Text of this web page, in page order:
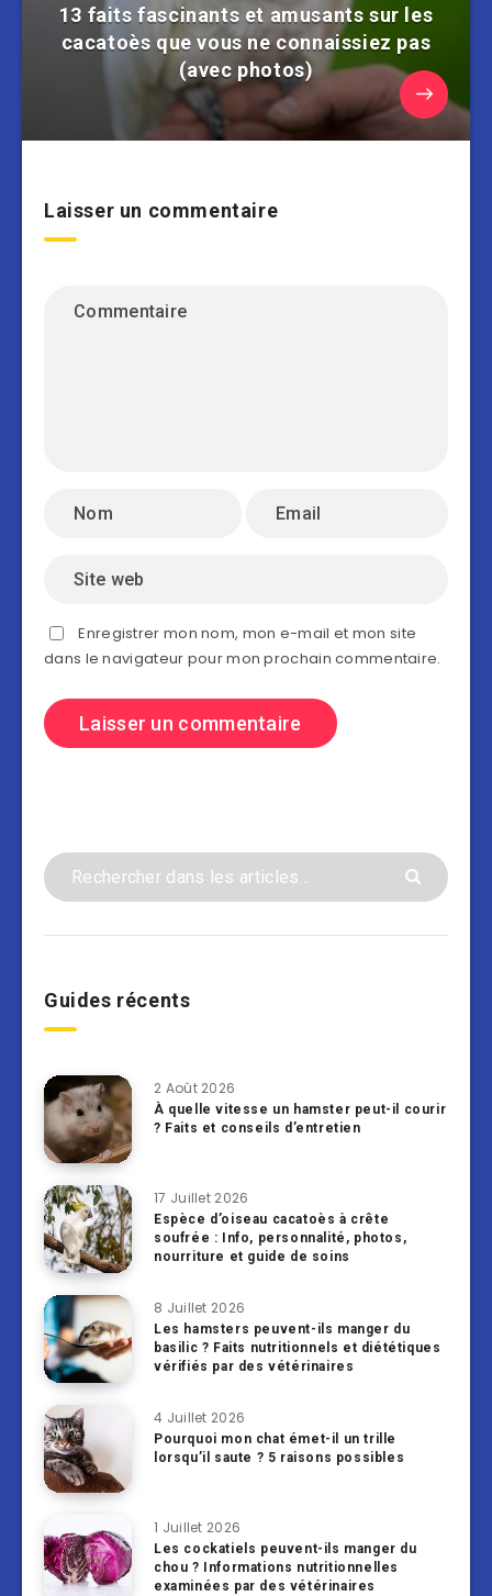
13 faits fascinants et amusants sur les
cacatoès que vous ne connaissiez pas
(avec photos)
Laisser un commentaire
Enregistrer mon nom, mon e-mail et mon site
dans le navigateur pour mon prochain commentaire.
Guides récents
2 Août 2026
À quelle vitesse un hamster peut-il courir
? Faits et conseils d’entretien
17 Juillet 2026
Espèce d’oiseau cacatoès à crête
soufrée : Info, personnalité, photos,
nourriture et guide de soins
8 Juillet 2026
Les hamsters peuvent-ils manger du
basilic ? Faits nutritionnels et diététiques
vérifiés par des vétérinaires
4 Juillet 2026
Pourquoi mon chat émet-il un trille
lorsqu’il saute ? 5 raisons possibles
1 Juillet 2026
Les cockatiels peuvent-ils manger du
chou ? Informations nutritionnelles
examinées par des vétérinaires